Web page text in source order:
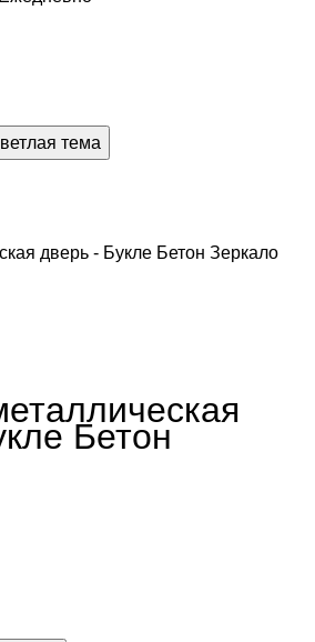
тема
дверь - Букле Бетон Зеркало
Бетон